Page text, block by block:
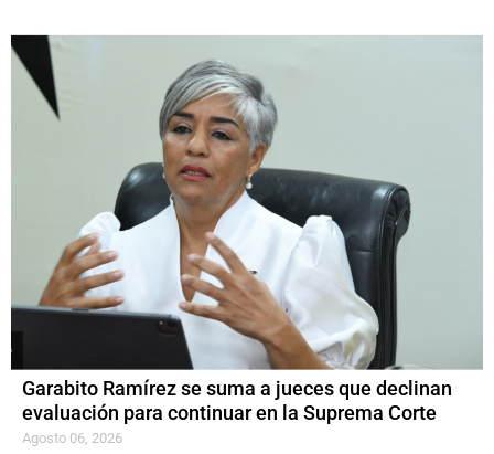
Garabito Ramírez se suma a jueces que declinan
evaluación para continuar en la Suprema Corte
Agosto 06, 2026